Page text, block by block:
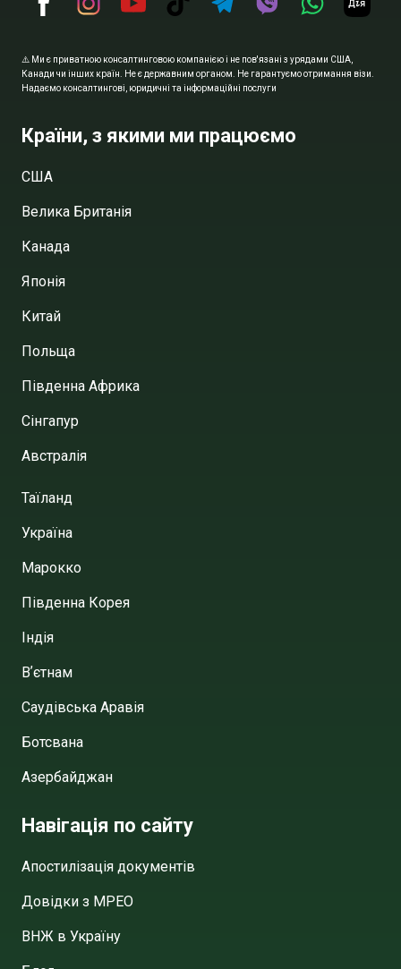
⚠️ Ми є приватною консалтинговою компанією і не пов'язані з урядами США,
Канади чи інших країн. Не є державним органом. Не гарантуємо отримання візи.
Надаємо консалтингові, юридичні та інформаційні послуги
Країни, з якими ми працюємо
США
Велика Британія
Канада
Японія
Китай
Польща
Південна Африка
Сінгапур
Австралія
Таїланд
Україна
Марокко
Південна Корея
Індія
Вʼєтнам
Саудівська Аравія
Ботсвана
Азербайджан
Навігація по сайту
Апостилізація документів
Довідки з МРЕО
ВНЖ в Україну